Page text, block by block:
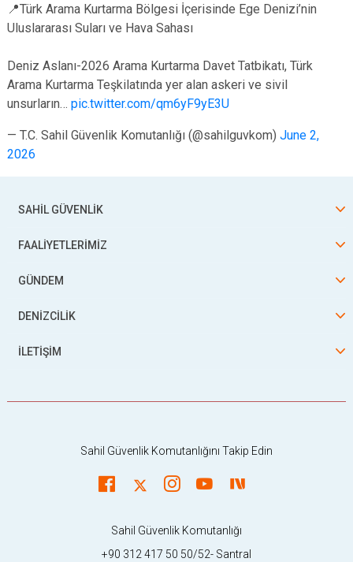
📍Türk Arama Kurtarma Bölgesi İçerisinde Ege Denizi’nin
Uluslararası Suları ve Hava Sahası
Deniz Aslanı-2026 Arama Kurtarma Davet Tatbikatı, Türk
Arama Kurtarma Teşkilatında yer alan askeri ve sivil
unsurların… pic.twitter.com/qm6yF9yE3U
— T.C. Sahil Güvenlik Komutanlığı (@sahilguvkom) June 2,
2026
SAHİL GÜVENLİK
FAALİYETLERİMİZ
GÜNDEM
DENİZCİLİK
İLETİŞİM
Sahil Güvenlik Komutanlığını Takip Edin
Sahil Güvenlik Komutanlığı
+90 312 417 50 50/52- Santral